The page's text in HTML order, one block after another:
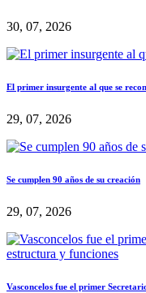
30, 07, 2026
El primer insurgente al que se
29, 07, 2026
Se cumplen 90 años de su creación
29, 07, 2026
Vasconcelos fue el primer